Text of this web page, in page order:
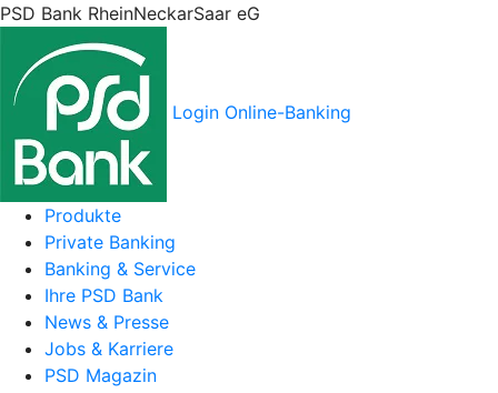
PSD Bank RheinNeckarSaar eG
Login Online-Banking
Produkte
Private Banking
Banking & Service
Ihre PSD Bank
News & Presse
Jobs & Karriere
PSD Magazin